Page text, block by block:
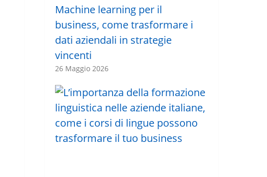
Machine learning per il
business, come trasformare i
dati aziendali in strategie
vincenti
26 Maggio 2026